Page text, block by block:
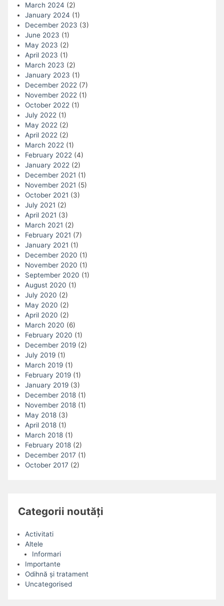
March 2024 (2)
January 2024 (1)
December 2023 (3)
June 2023 (1)
May 2023 (2)
April 2023 (1)
March 2023 (2)
January 2023 (1)
December 2022 (7)
November 2022 (1)
October 2022 (1)
July 2022 (1)
May 2022 (2)
April 2022 (2)
March 2022 (1)
February 2022 (4)
January 2022 (2)
December 2021 (1)
November 2021 (5)
October 2021 (3)
July 2021 (2)
April 2021 (3)
March 2021 (2)
February 2021 (7)
January 2021 (1)
December 2020 (1)
November 2020 (1)
September 2020 (1)
August 2020 (1)
July 2020 (2)
May 2020 (2)
April 2020 (2)
March 2020 (6)
February 2020 (1)
December 2019(2)
July 2019(1)
March 2019(1)
February 2019(1)
January 2019(3)
December 2018(1)
November 2018(1)
May 2018(3)
April 2018(1)
March 2018(1)
February 2018(2)
December 2017 (1)
October 2017 (2)
Categorii noutăți
Activitati
Altele
Informari
Importante
Odihnă și tratament
Uncategorised